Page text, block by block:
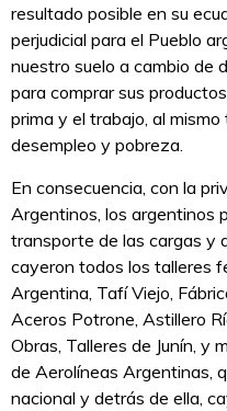
resultado posible en su
perjudicial para el Pueblo
nuestro suelo a cambio de
para comprar sus
prima y el trabajo, al
desempleo y pobreza.
En consecuencia, con la
Argentinos, los argentinos
transporte de las cargas y
cayeron todos los talleres
Argentina, Tafí Viejo,
Aceros Potrone, Astillero
Obras, Talleres de Junín, y
de Aerolíneas Argentinas,
nacional y detrás de ella,